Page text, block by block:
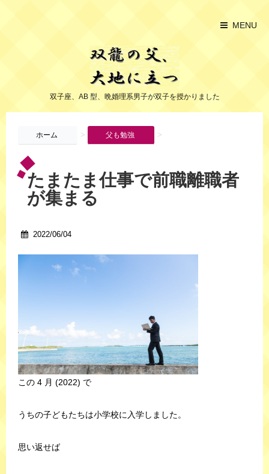
MENU
双子座、AB 型、晩婚理系男子が双子を授かりました
ホーム > 父も勉強 >
たまたま仕事で前職離職者
が集まる
2022/06/04
この 4 月 (2022) で
うちの子どもたちは小学校に入学しました。
思い返せば